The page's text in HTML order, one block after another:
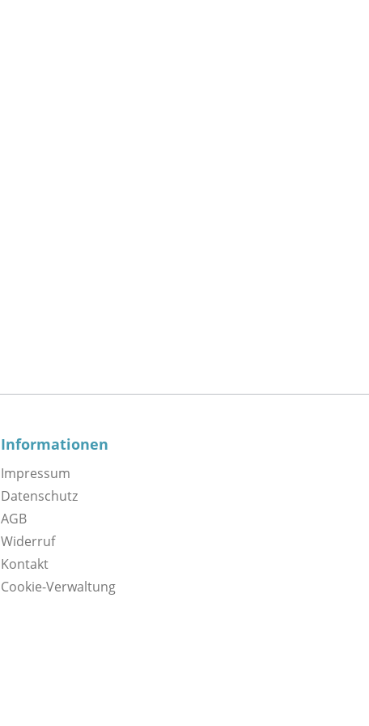
Informationen
Impressum
Datenschutz
AGB
Widerruf
Kontakt
Cookie-Verwaltung